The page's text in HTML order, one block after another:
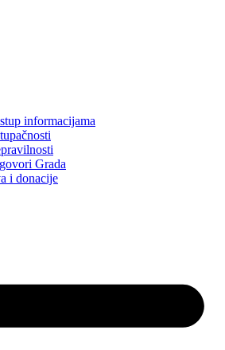
informacijama
Grada
i donacije